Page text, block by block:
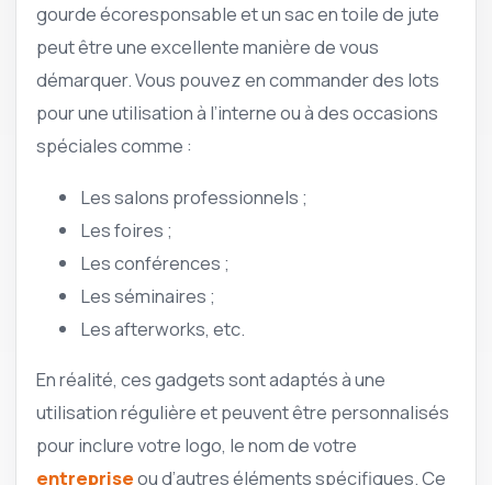
gourde écoresponsable et un sac en toile de jute
peut être une excellente manière de vous
démarquer. Vous pouvez en commander des lots
pour une utilisation à l’interne ou à des occasions
spéciales comme :
Les salons professionnels ;
Les foires ;
Les conférences ;
Les séminaires ;
Les afterworks, etc.
En réalité, ces gadgets sont adaptés à une
utilisation régulière et peuvent être personnalisés
pour inclure votre logo, le nom de votre
entrepriseou d’autres éléments spécifiques. Ce